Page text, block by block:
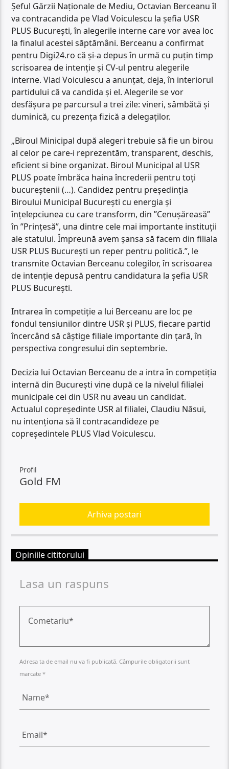
Șeful Gărzii Naționale de Mediu, Octavian Berceanu îl
va contracandida pe Vlad Voiculescu la șefia USR
PLUS București, în alegerile interne care vor avea loc
la finalul acestei săptămâni. Berceanu a confirmat
pentru Digi24.ro că și-a depus în urmă cu puțin timp
scrisoarea de intenție și CV-ul pentru alegerile
interne. Vlad Voiculescu a anunțat, deja, în interiorul
partidului că va candida și el. Alegerile se vor
desfășura pe parcursul a trei zile: vineri, sâmbătă și
duminică, cu prezența fizică a delegaților.
„Biroul Minicipal după alegeri trebuie să fie un birou
al celor pe care-i reprezentăm, transparent, deschis,
eficient si bine organizat. Biroul Municipal al USR
PLUS poate îmbrăca haina încrederii pentru toți
bucureștenii (…). Candidez pentru președinția
Biroului Municipal București cu energia și
înțelepciunea cu care transform, din ”Cenușăreasă”
în ”Prințesă”, una dintre cele mai importante instituții
ale statului. Împreună avem șansa să facem din filiala
USR PLUS București un reper pentru politică.”, le
transmite Octavian Berceanu colegilor, în scrisoarea
de intenție depusă pentru candidatura la șefia USR
PLUS București.
Intrarea în competiție a lui Berceanu are loc pe
fondul tensiunilor dintre USR și PLUS, fiecare partid
încercând să câștige filiale importante din țară, în
perspectiva congresului din septembrie.
Decizia lui Octavian Berceanu de a intra în competiția
internă din București vine după ce la nivelul filialei
municipale cei din USR nu aveau un candidat.
Actualul copreședinte USR al filialei, Claudiu Năsui,
nu intenționa să îl contracandideze pe
copreședintele PLUS Vlad Voiculescu.
Profil
Gold FM
Arhiva postari
Opiniile cititorului
Lasa un raspuns
Adresa ta de email nu va fi publicată. Câmpurile obligatorii sunt
marcate *